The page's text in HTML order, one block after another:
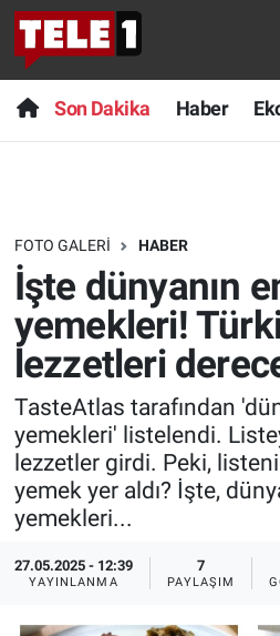
Son Dakika Haber
FOTO GALERI HABER
İşte dünyanın
yemekleri!
lezzetleri
TasteAtlas tarafından
yemekleri' listelendi.
lezzetler girdi. Peki,
yemek yer aldı? İşte,
yemekleri...
27.05.2025 - 12:39
YAYINLANMA
7
PAYLAŞIM
Anında Manşet
Başka Sohbetler
Bilim turu
Bilim ve Teknoloji Evreni
Doğa Konuşuyor
Dünya
Ege Saati
Son Dakika
Haber
Dünya
Teknoloji
Sağlık
Spor
Yayın Akışı
Nöbetçi Eczaneler
Hava Durumu
Trafik Durumu
Süper Lig Puan Durumu
Tüm Manşetler
Son Dakika Haberleri
Haber Arşivi